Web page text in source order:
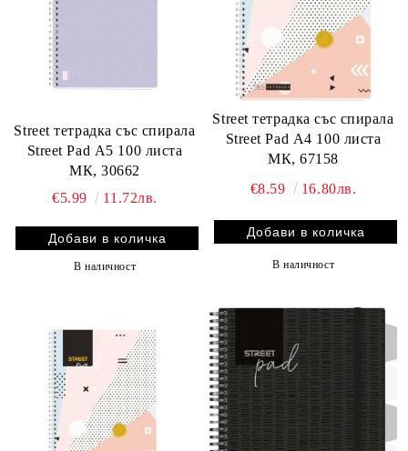
Street тетрадка със спирала
Street Pad А5 100 листа
МК, 30662
€5.99
11.72лв.
В наличност
Street тетрадка със спирала
Street Pad А4 100 листа
МК, 67158
€8.59
16.80лв.
В наличност